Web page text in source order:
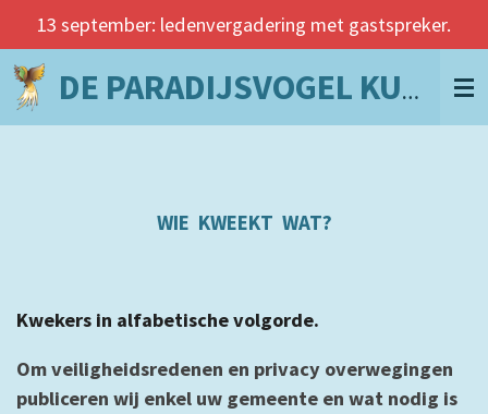
direct
naar
de
DE PARADIJSVOGEL KUURNE
13 september: ledenvergadering met gastspreker.
WIE KWEEKT WAT?
Kwekers in alfabetische volgorde.
Om veiligheidsredenen en privacy overwegingen
publiceren wij enkel uw gemeente en wat nodig is